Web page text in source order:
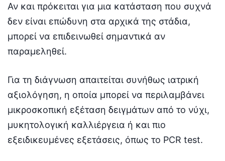
Αν και πρόκειται για μια κατάσταση που συχνά
δεν είναι επώδυνη στα αρχικά της στάδια,
μπορεί να επιδεινωθεί σημαντικά αν
παραμεληθεί.
Για τη διάγνωση απαιτείται συνήθως ιατρική
αξιολόγηση, η οποία μπορεί να περιλαμβάνει
μικροσκοπική εξέταση δειγμάτων από το νύχι,
μυκητολογική καλλιέργεια ή και πιο
εξειδικευμένες εξετάσεις, όπως το PCR test.